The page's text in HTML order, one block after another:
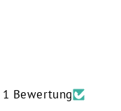
Bewertung